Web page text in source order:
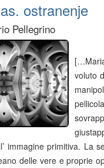
ostranenje
Pellegrino
voluto
immagine primitiva. La
delle vere e proprie